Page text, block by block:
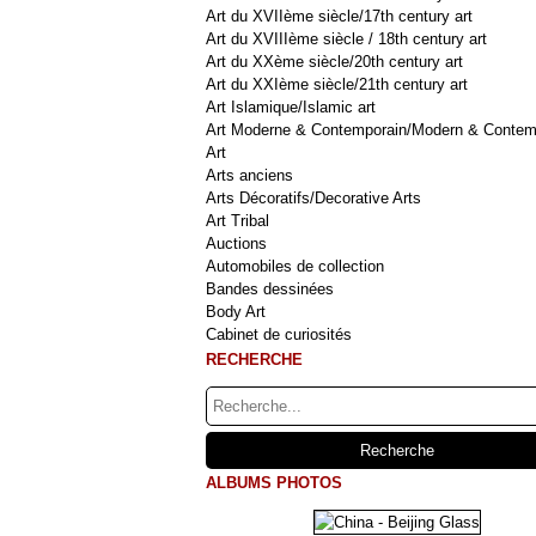
Art du XVIIème siècle/17th century art
Art du XVIIIème siècle / 18th century art
Art du XXème siècle/20th century art
Art du XXIème siècle/21th century art
Art Islamique/Islamic art
Art Moderne & Contemporain/Modern &
Art
Arts anciens
Arts Décoratifs/Decorative Arts
Art Tribal
Auctions
Automobiles de collection
Bandes dessinées
Body Art
Cabinet de curiosités
RECHERCHE
ALBUMS PHOTOS